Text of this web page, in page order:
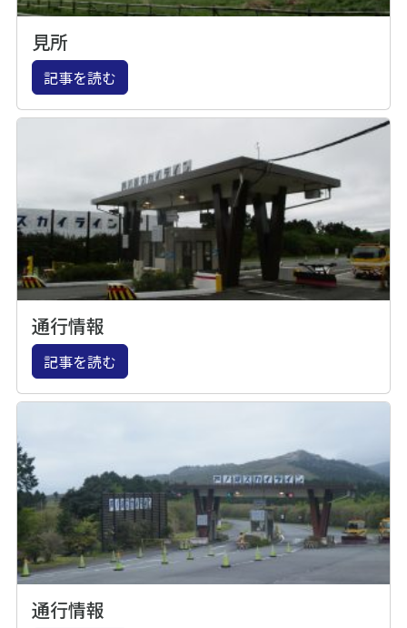
見所
記事を読む
通行情報
記事を読む
通行情報